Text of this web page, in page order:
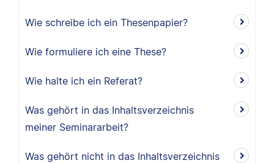
Wie schreibe ich ein Thesenpapier?
Wie formuliere ich eine These?
Wie halte ich ein Referat?
Was gehört in das Inhaltsverzeichnis
meiner Seminararbeit?
Was gehört nicht in das Inhaltsverzeichnis